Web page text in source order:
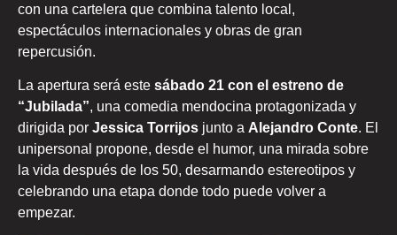
con una cartelera que combina talento local,
espectáculos internacionales y obras de gran
repercusión.
La apertura será este sábado 21 con el estreno de
“Jubilada”, una comedia mendocina protagonizada y
dirigida por Jessica Torrijos junto a Alejandro Conte. El
unipersonal propone, desde el humor, una mirada sobre
la vida después de los 50, desarmando estereotipos y
celebrando una etapa donde todo puede volver a
empezar.